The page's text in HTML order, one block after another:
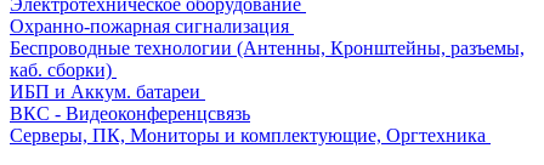
Электротехническое оборудование
Охранно-пожарная сигнализация
Беспроводные технологии (Антенны, Кронштейны, разъемы,
каб. сборки)
ИБП и Аккум. батареи
ВКС - Видеоконференцсвязь
Серверы, ПК, Мониторы и комплектующие, Оргтехника